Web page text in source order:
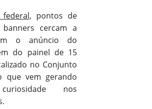
, pontos de
cercam a
o anúncio do
do painel de 15
no Conjunto
que vem gerando
nos